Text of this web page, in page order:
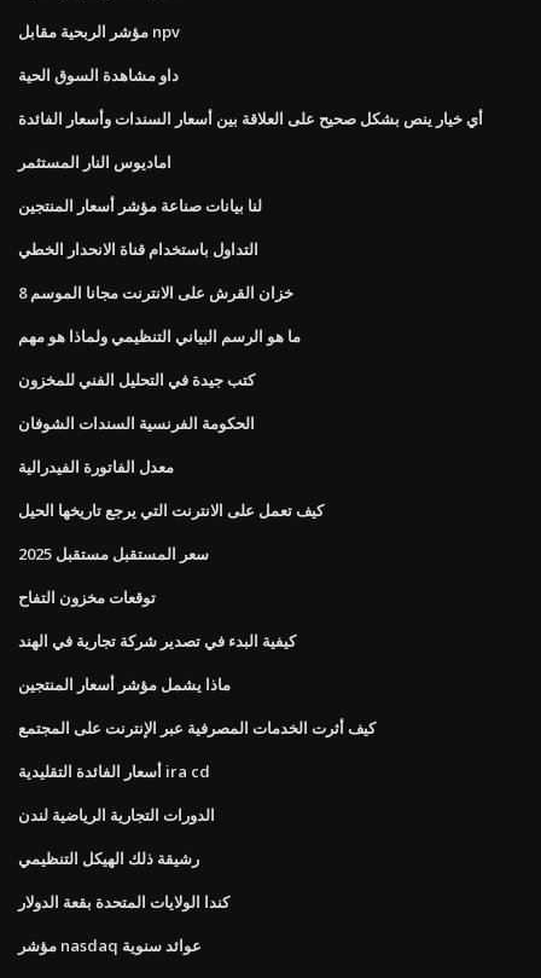
مؤشر الربحية مقابل npv
داو مشاهدة السوق الحية
أي خيار ينص بشكل صحيح على العلاقة بين أسعار السندات وأسعار الفائدة
اماديوس النار المستثمر
لنا بيانات صناعة مؤشر أسعار المنتجين
التداول باستخدام قناة الانحدار الخطي
خزان القرش على الانترنت مجانا الموسم 8
ما هو الرسم البياني التنظيمي ولماذا هو مهم
كتب جيدة في التحليل الفني للمخزون
الحكومة الفرنسية السندات الشوفان
معدل الفاتورة الفيدرالية
كيف تعمل على الانترنت التي يرجع تاريخها الحيل
سعر المستقبل مستقبل 2025
توقعات مخزون التفاح
كيفية البدء في تصدير شركة تجارية في الهند
ماذا يشمل مؤشر أسعار المنتجين
كيف أثرت الخدمات المصرفية عبر الإنترنت على المجتمع
أسعار الفائدة التقليدية ira cd
الدورات التجارية الرياضية لندن
رشيقة ذلك الهيكل التنظيمي
كندا الولايات المتحدة بقعة الدولار
مؤشر nasdaq عوائد سنوية